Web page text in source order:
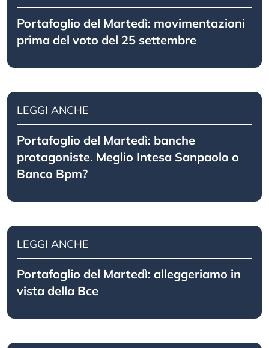
Portafoglio del Martedì: movimentazioni
prima del voto del 25 settembre
LEGGI ANCHE
Portafoglio del Martedì: banche
protagoniste. Meglio Intesa Sanpaolo o
Banco Bpm?
LEGGI ANCHE
Portafoglio del Martedì: alleggeriamo in
vista della Bce